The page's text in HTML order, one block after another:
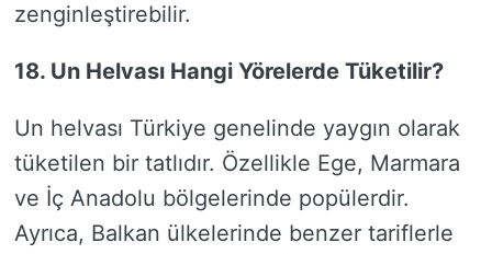
zenginleştirebilir.
18. Un Helvası Hangi Yörelerde Tüketilir?
Un helvası Türkiye genelinde yaygın olarak
tüketilen bir tatlıdır. Özellikle Ege, Marmara
ve İç Anadolu bölgelerinde popülerdir.
Ayrıca, Balkan ülkelerinde benzer tariflerle